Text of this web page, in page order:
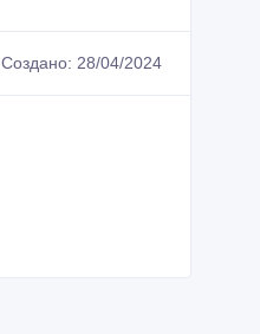
Создано: 28/04/2024